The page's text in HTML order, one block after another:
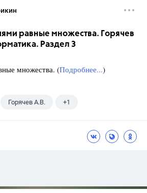
равные множества. Горячев
Раздел 3
множества. (Подробнее...)
Горячев А.В. +1